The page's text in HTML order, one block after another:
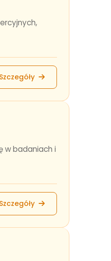
Szczegóły
w badaniach i
Szczegóły